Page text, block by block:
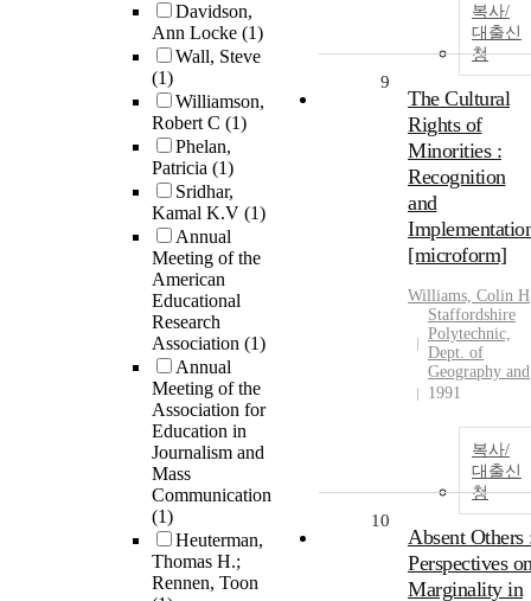
Davidson,
Ann Locke (1)
Wall, Steve
(1)
Williamson,
Robert C (1)
Phelan,
Patricia (1)
Sridhar,
Kamal K.V (1)
Annual
Meeting of the
American
Educational
Research
Association (1)
Annual
Meeting of the
Association for
Education in
Journalism and
Mass
Communication
(1)
Heuterman,
Thomas H.;
Rennen, Toon
복사/
대출신
청
9
The Cultural
Rights of
Minorities :
Recognition
and
[microform]
Williams, Colin H
Staffordshire
Polytechnic,
Dept. of
Geography and
1991
복사/
대출신
청
10
Absent Others
Perspectives
Marginality in